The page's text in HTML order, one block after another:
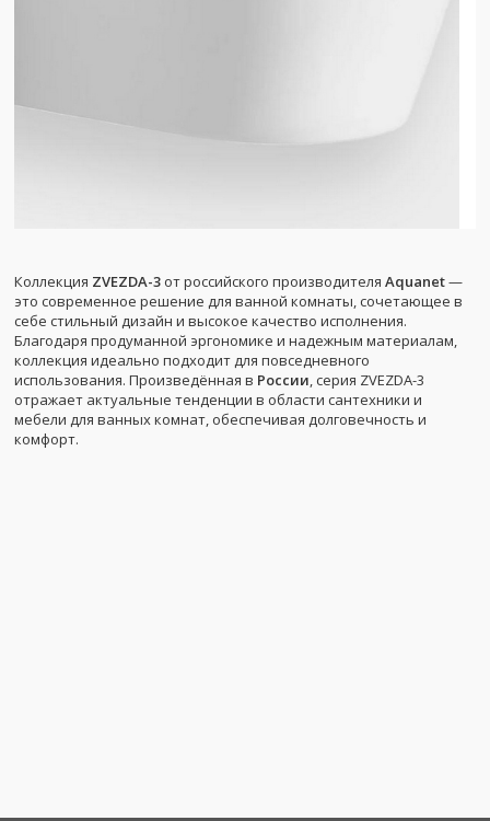
Коллекция ZVEZDA-3 от российского производителя Aquanet—
это современное решение для ванной комнаты, сочетающее в
себе стильный дизайн и высокое качество исполнения.
Благодаря продуманной эргономике и надежным материалам,
коллекция идеально подходит для повседневного
использования. Произведённая в России , серия ZVEZDA-3
отражает актуальные тенденции в области сантехники и
мебели для ванных комнат, обеспечивая долговечность и
комфорт.